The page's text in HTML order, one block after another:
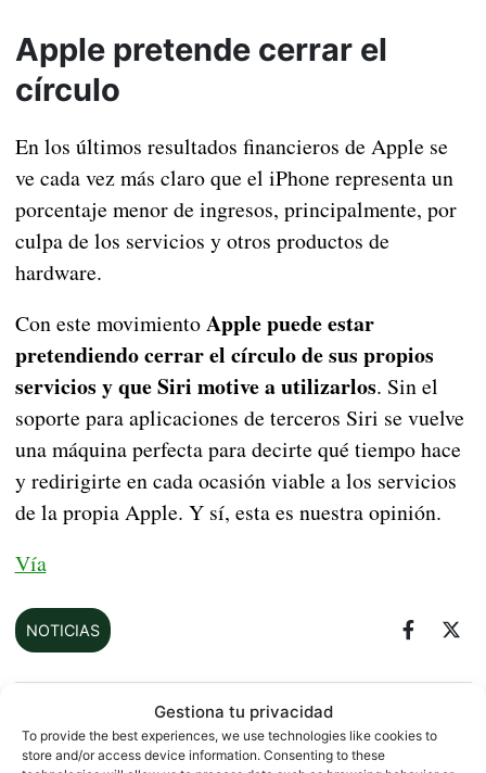
Gestiona tu privacidad
To provide the best experiences, we use technologies like cookies to
store and/or access device information. Consenting to these
Apple pretende cerrar el
círculo
En los últimos resultados financieros de Apple se
ve cada vez más claro que el iPhone representa un
porcentaje menor de ingresos, principalmente, por
culpa de los servicios y otros productos de
hardware.
Con este movimientoApple puede estar
pretendiendo cerrar el círculo de sus propios
servicios y que Siri motive a utilizarlos. Sin el
soporte para aplicaciones de terceros Siri se vuelve
una máquina perfecta para decirte qué tiempo hace
y redirigirte en cada ocasión viable a los servicios
de la propia Apple. Y sí, esta es nuestra opinión.
Vía
NOTICIAS
Sobre este autor